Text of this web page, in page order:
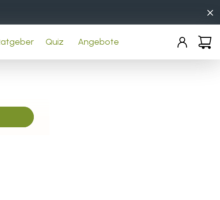
Quiz Angebote Einloggen